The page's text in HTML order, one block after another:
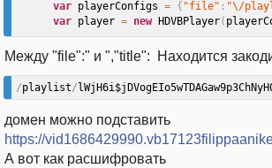
var playerConfigs = { "file" : "\/
var player = new HDVBPlayer(
< /script >
<
<
html >
Между "file":" и ","title": Находится
/playlist/
домен можно подставить
https://
А вот как расшифровать